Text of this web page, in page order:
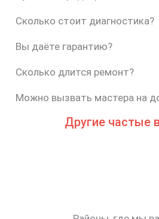
Сколько стоит диагностика?
Вы даёте гарантию?
Сколько длится ремонт?
Можно вызвать мастера на
Другие частые